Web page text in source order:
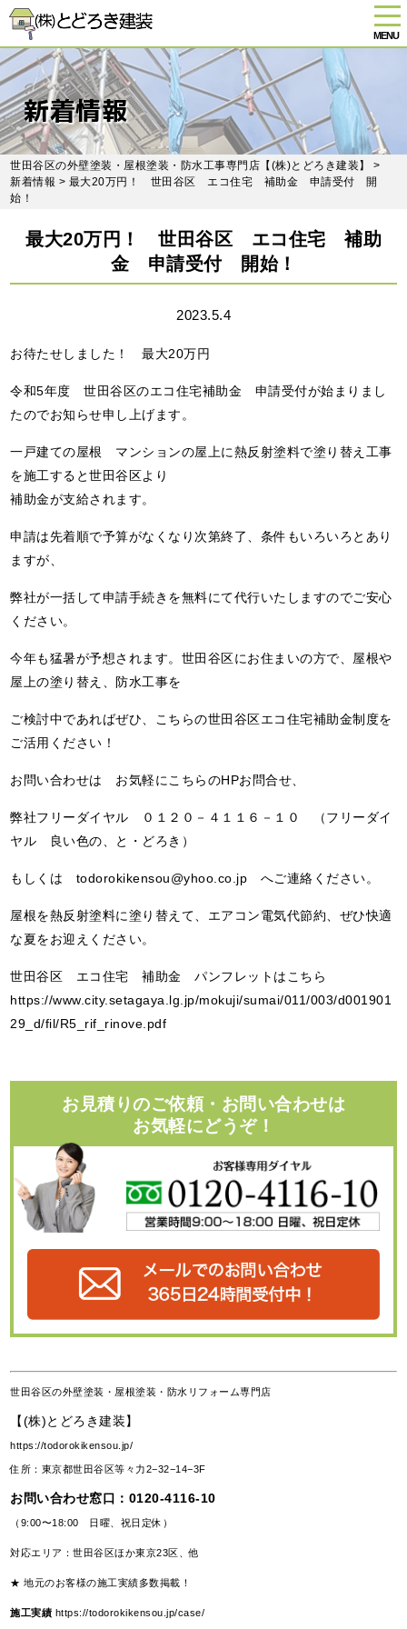
Skip
to
main
content
MENU
新着情報
世田谷区の外壁塗装・屋根塗装・防水工事専門店【(株)とどろき建装】
>
新着情報 > 最大20万円！ 世田谷区 エコ住宅 補助金 申請受付 開
始！
最大20万円！ 世田谷区 エコ住宅 補助
金 申請受付 開始！
2023.5.4
お待たせしました！ 最大20万円
令和5年度 世田谷区のエコ住宅補助金 申請受付が始まりまし
たのでお知らせ申し上げます。
一戸建ての屋根 マンションの屋上に熱反射塗料で塗り替え工事
を施工すると世田谷区より
補助金が支給されます。
申請は先着順で予算がなくなり次第終了、条件もいろいろとあり
ますが、
弊社が一括して申請手続きを無料にて代行いたしますのでご安心
ください。
今年も猛暑が予想されます。世田谷区にお住まいの方で、屋根や
屋上の塗り替え、防水工事を
ご検討中であればぜひ、こちらの世田谷区エコ住宅補助金制度を
ご活用ください！
お問い合わせは お気軽にこちらのHPお問合せ、
弊社フリーダイヤル ０１２０－４１１６－１０ （フリーダイ
ヤル 良い色の、と・どろき）
もしくは todorokikensou@yhoo.co.jp へご連絡ください。
屋根を熱反射塗料に塗り替えて、エアコン電気代節約、ぜひ快適
な夏をお迎えください。
世田谷区 エコ住宅 補助金 パンフレットはこちら
https://www.city.setagaya.lg.jp/mokuji/sumai/011/003/d001901
29_d/fil/R5_rif_rinove.pdf
お見積りのご依頼・お問い合わせは
お気軽にどうぞ！
世田谷区の外壁塗装・屋根塗装・防水リフォーム専門店
【(株)とどろき建装】
https://todorokikensou.jp/
住所：東京都世田谷区等々力2−32−14−3F
お問い合わせ窓口： 0120-4116-10
（9:00〜18:00 日曜、祝日定休）
対応エリア：世田谷区ほか東京23区、他
★ 地元のお客様の施工実績多数掲載！
施工実績 https://todorokikensou.jp/case/